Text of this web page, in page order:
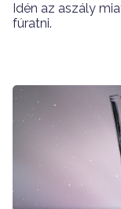
Idén az aszály
fúratni.